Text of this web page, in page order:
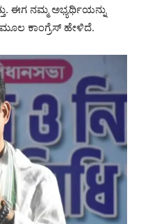
ಈಗ ನಮ್ಮ ಅಭ್ಯರ್ಥಿಯನ್ನು
ಕಾಂಗ್ರೆಸ್ ಹೇಳಿದೆ.